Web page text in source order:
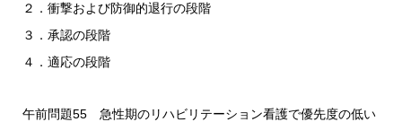
２．衝撃および防御的退行の段階
３．承認の段階
４．適応の段階
午前問題55 急性期のリハビリテーション看護で優先度の低い